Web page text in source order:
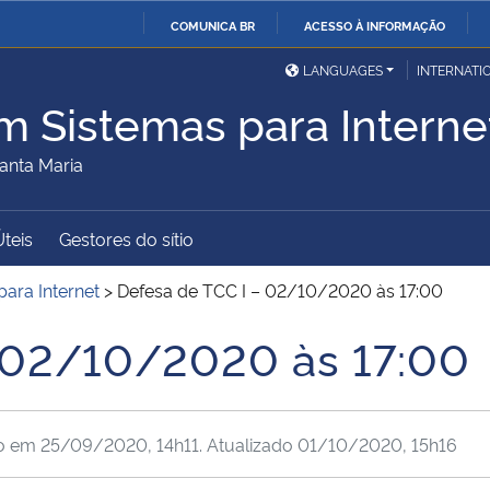
O
CONTEÚDO
COMUNICA BR ACESSO À INFORMAÇÃO
Ministério da Defesa
Ministério das Relações
Exteriores
Ministério da Cidadania Ministério da Saúde
Ministério do
Desenvolvimento Regional
União
Advocacia-Geral da União Banco Central do Brasil
LANGUAGES
Sistemas para
Maria
Gestores do sítio
Internet > Defesa de TCC I – 02/10/2020 às 17:00
02/10/2020 às 17:00
em 25/09/2020, 14h11. Atualizado 01/10/2020, 15h16